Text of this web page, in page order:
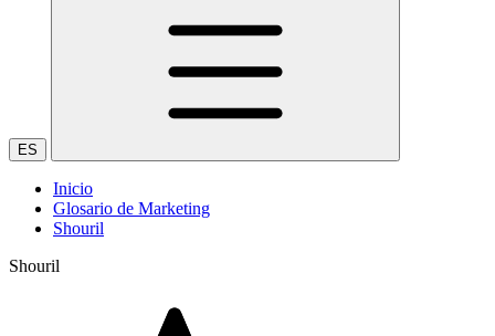
ES
Inicio
Glosario de Marketing
Shouril
Shouril